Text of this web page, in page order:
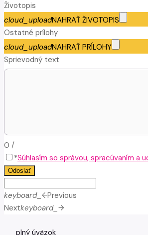
Životopis
cloud_uploadNAHRAŤ ŽIVOTOPIS
Ostatné prílohy
cloud_uploadNAHRAŤ PRÍLOHY
Sprievodný text
0 /
*Súhlasím so správou, spracúvaním a
Odoslať
keyboard_arrow_leftPrevious
Nextkeyboard_arrow_right
plný úväzok